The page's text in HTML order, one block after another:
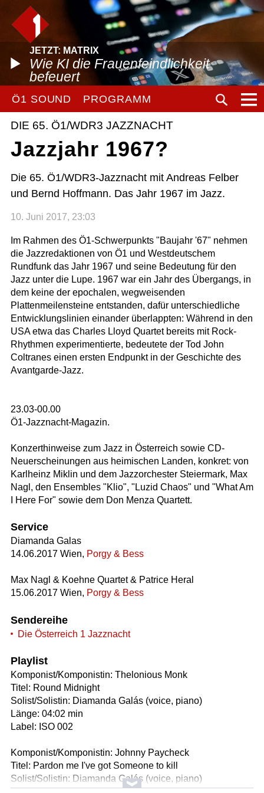
JETZT: MATRIX
Wie KI die Frauenfeindlichkeit
befeuert
Ö1 SOUND PROGRAMM
DIE 65. Ö1/WDR3 JAZZNACHT
Jazzjahr 1967?
Die 65. Ö1/WDR3-Jazznacht mit Andreas Felber
und Bernd Hoffmann. Das Jahr 1967 im Jazz.
10. Juni 2017, 23:03
Im Rahmen des Ö1-Schwerpunkts "Baujahr '67" nehmen
die Jazzredaktionen von Ö1 und Westdeutschem
Rundfunk das Jahr 1967 und seine Bedeutung für den
Jazz unter die Lupe. 1967 war ein Jahr des Übergangs, in
dem keine der epochalen, wegweisenden
Plattenmeilensteine entstanden, dafür unterschiedliche
Entwicklungslinien einander überlappten: Während in den
USA etwa das Charles Lloyd Quartet bereits mit Rock-
Rhythmen experimentierte, bedeutete der Tod John
Coltranes einen ersten Endpunkt in der Geschichte des
Avantgarde-Jazz.
23.03-00.00
Ö1-Jazznacht-Magazin.
Konzerthinweise zum Jazz in Österreich sowie CD-
Neuerscheinungen aus heimischen Landen, konkret: von
Karlheinz Miklin und dem Jazzorchester Steiermark, Max
Nagl, den Ensembles "Klio", "Luzid Chaos" und "What Am
I Here For" sowie dem Don Menza Quartett.
Service
Diamanda Galas
14.06.2017 Wien, Porgy & Bess
Max Nagl & Koehne Quartet & Patrice Heral
15.06.2017 Wien, Porgy & Bess
Sendereihe
Die Österreich 1 Jazznacht
Playlist
Komponist/Komponistin: Thelonious Monk
Titel: Round Midnight
Solist/Solistin: Diamanda Galás (voice, piano)
Länge: 04:02 min
Label: ISO 002
Komponist/Komponistin: Johnny Paycheck
Titel: Pardon me I've got Someone to kill
Solist/Solistin: Diamanda Galás (voice, piano)